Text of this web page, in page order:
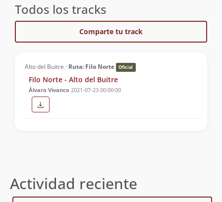
Todos los tracks
Comparte tu track
Alto del Buitre · Ruta: Filo Norte Oficial
Filo Norte - Alto del Buitre
Álvaro Vivanco 2021-07-23 00:00:00
Actividad reciente